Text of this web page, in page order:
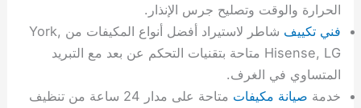
الحرارة والوقت وتصليح جرس الإنذار.
فني تكييف
شاطر لاستيراد أفضل أنواع المكيفات من York,
Hisense, LG متاحة بتقنيات التحكم عن بعد مع التبريد
المتساوي في الغرف.
خدمة صيانة مكيفات
متاحة على مدار 24 ساعة من تنظيف